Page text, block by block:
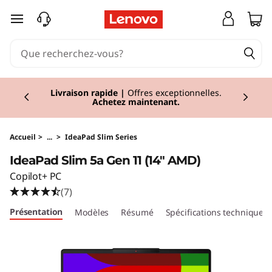
P
a
d
S
passer au contenu principal
Réduction I Economisez jusqu'à 43% de
réduction sur les PC sélectionnés.Acheter
maintenant
Accueil > ... > IdeaPad Slim Series
IdeaPad Slim 5a Gen 11 (14" AMD)
Copilot+ PC
(7)
Présentation Modèles Résumé Spécifications techniques